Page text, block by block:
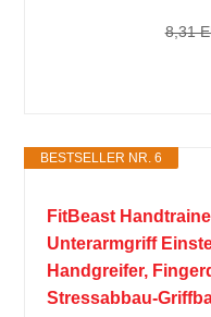
8,31
BESTSELLER NR. 6
FitBeast
Unterarmgriff
Handgreifer,
Stressabbau-